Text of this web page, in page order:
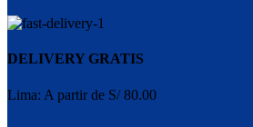
DELIVERY GRATIS
Lima: A partir de S/ 80.00